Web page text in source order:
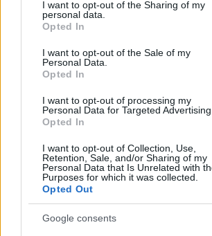
not limited to your visit or usage behaviour.
grant or deny consent to Google and its
use your data for below specified purposes
consent section.
I want to opt-out of the Sharing of my
personal data.
Opted In
I want to opt-out of the Sale of my
Personal Data.
Opted In
I want to opt-out of processing my
Personal Data for Targeted Advertising.
Opted In
I want to opt-out of Collection, Use,
Retention, Sale, and/or Sharing of my
Personal Data that Is Unrelated with
Purposes for which it was collected.
Opted Out
Google consents
Τέλος, από προηγούμενες
χρησιμοποιεί λειτουργικό σύστημα
επεξεργαστή Intel Oak Trail, ενώ τα
απευθύνονται στο ευρύ κοινό, με
σύστημα Android και επεξεργαστή